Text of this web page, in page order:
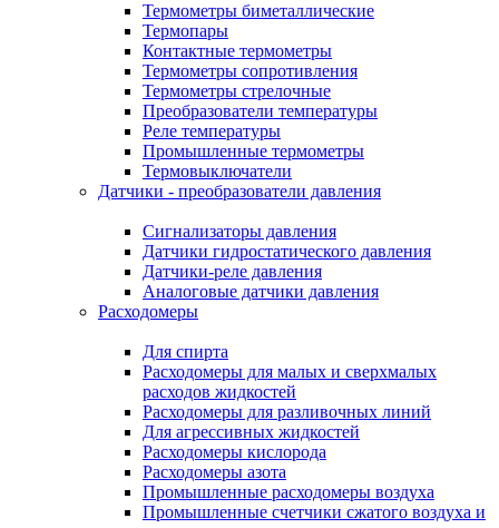
Термометры биметаллические
Термопары
Контактные термометры
Термометры сопротивления
Термометры стрелочные
Преобразователи температуры
Реле температуры
Промышленные термометры
Термовыключатели
Датчики - преобразователи давления
Сигнализаторы давления
Датчики гидростатического давления
Датчики-реле давления
Аналоговые датчики давления
Расходомеры
Для спирта
Расходомеры для малых и сверхмалых
расходов жидкостей
Расходомеры для разливочных линий
Для агрессивных жидкостей
Расходомеры кислорода
Расходомеры азота
Промышленные расходомеры воздуха
Промышленные счетчики сжатого воздуха и